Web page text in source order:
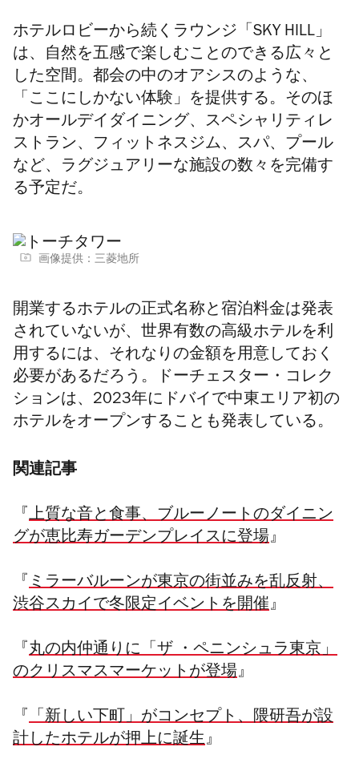
ホテルロビーから続くラウンジ「SKY HILL」
は、自然を五感で楽しむことのできる広々と
した空間。都会の中のオアシスのような、
「ここにしかない体験」を提供する。そのほ
かオールデイダイニング、スペシャリティレ
ストラン、フィットネスジム、スパ、プール
など、ラグジュアリーな施設の数々を完備す
る予定だ。
画像提供：三菱地所
開業するホテルの正式名称と宿泊料金は発表
されていないが、世界有数の高級ホテルを利
用するには、それなりの金額を用意しておく
必要があるだろう。
ドーチェスター・コレク
ションは、2023年にドバイで中東エリア初の
ホテルをオープンすることも発表している。
関連記事
『 上質な音と食事、ブルーノートのダイニン
グが恵比寿ガーデンプレイスに登場』
『 ミラーバルーンが東京の街並みを乱反射、
渋谷スカイで冬限定イベントを開催』
『 丸の内仲通りに「ザ ・ペニンシュラ東京」
のクリスマスマーケットが登場』
『 「新しい下町」がコンセプト、隈研吾が設
計したホテルが押上に誕生』